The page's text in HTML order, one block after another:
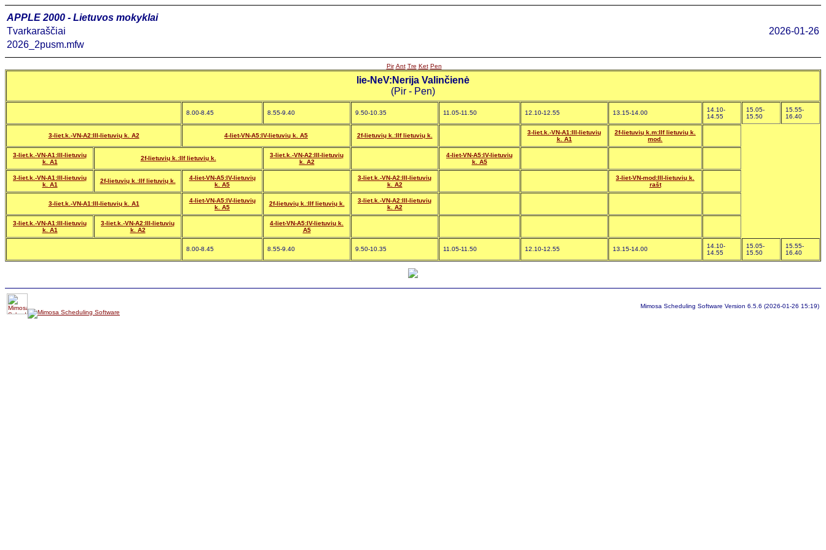
APPLE 2000 - Lietuvos mokyklai
Tvarkaraščiai
2026-01-26
2026_2pusm.mfw
Pir Ant Tre Ket Pen
lie-NeV:Nerija Valinčienė
(Pir - Pen)
8.00-8.45 8.55-9.40 9.50-10.35 11.05-11.50 12.10-12.55 13.15-14.00
14.10-
14.55
15.05-
15.50
15.55-
16.40
3-liet.k.-VN-A2:III-lietuvių k. A2 4-liet-VN-A5:IV-lietuvių k. A5 2f-lietuvių k.:IIf lietuvių k.
3-liet.k.-VN-A1:III-lietuvių
k. A1
2f-lietuvių k.m:IIf lietuvių k.
mod.
3-liet.k.-VN-A1:III-lietuvių
k. A1
2f-lietuvių k.:IIf lietuvių k.
3-liet.k.-VN-A2:III-lietuvių
k. A2
4-liet-VN-A5:IV-lietuvių
k. A5
3-liet.k.-VN-A1:III-lietuvių
k. A1
2f-lietuvių k.:IIf lietuvių k.
4-liet-VN-A5:IV-lietuvių
k. A5
3-liet.k.-VN-A2:III-lietuvių
k. A2
3-liet-VN-mod:III-lietuvių k.
rašt
3-liet.k.-VN-A1:III-lietuvių k. A1
4-liet-VN-A5:IV-lietuvių
k. A5
2f-lietuvių k.:IIf lietuvių k.
3-liet.k.-VN-A2:III-lietuvių
k. A2
3-liet.k.-VN-A1:III-lietuvių
k. A1
3-liet.k.-VN-A2:III-lietuvių
k. A2
4-liet-VN-A5:IV-lietuvių k.
A5
8.00-8.45 8.55-9.40 9.50-10.35 11.05-11.50 12.10-12.55 13.15-14.00
14.10-
14.55
15.05-
15.50
15.55-
16.40
Mimosa Scheduling Software Version 6.5.6 (2026-01-26 15:19)